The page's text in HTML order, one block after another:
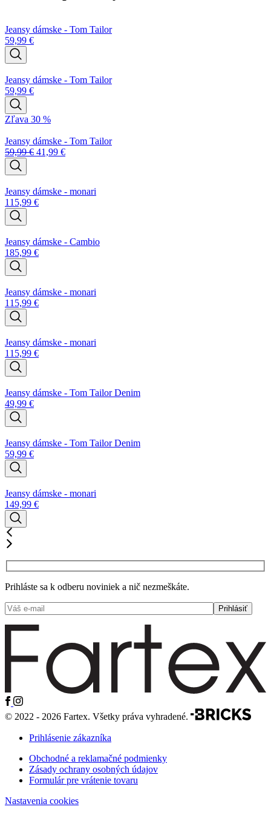
Jeansy dámske - Tom Tailor
59,99 €
Jeansy dámske - Tom Tailor
59,99 €
Zľava 30 %
Jeansy dámske - Tom Tailor
59,99€ 41,99 €
Jeansy dámske - monari
115,99 €
Jeansy dámske - Cambio
185,99 €
Jeansy dámske - monari
115,99 €
Jeansy dámske - monari
115,99 €
Jeansy dámske - Tom Tailor Denim
49,99 €
Jeansy dámske - Tom Tailor Denim
59,99 €
Jeansy dámske - monari
149,99 €
Prihláste sa k odberu noviniek a nič nezmeškáte.
© 2022 - 2026 Fartex. Všetky práva vyhradené.
Prihlásenie zákazníka
Obchodné a reklamačné podmienky
Zásady ochrany osobných údajov
Formulár pre vrátenie tovaru
Nastavenia cookies